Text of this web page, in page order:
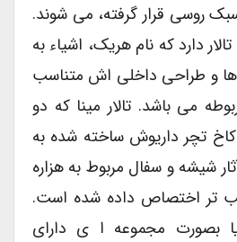
روسی قرار گرفته، می شوند.
دارد که نام هریک، اشیاء به
و طراحی داخلی اش متناسب
می باشد. تالار مینا که دو
کاخ تچر داریوش ساخته شده به
شیشه و سفال مربوط به هزاره
تر اختصاص داده شده است.
بصورت مجموعه ا ی دارای